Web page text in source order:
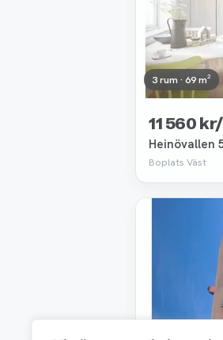
3 rum · 69 m²
11 560
Heinövallen
Boplats Väst